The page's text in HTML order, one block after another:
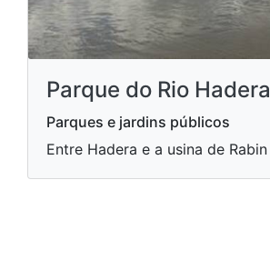
Parque do Rio Hadera
Parques e jardins públicos
Entre Hadera e a usina de Rabin